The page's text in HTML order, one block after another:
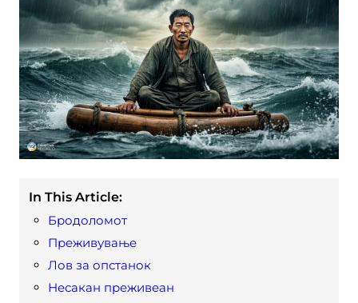
In This Article:
Бродоломот
Преживување
Лов за опстанок
Несакан преживеан